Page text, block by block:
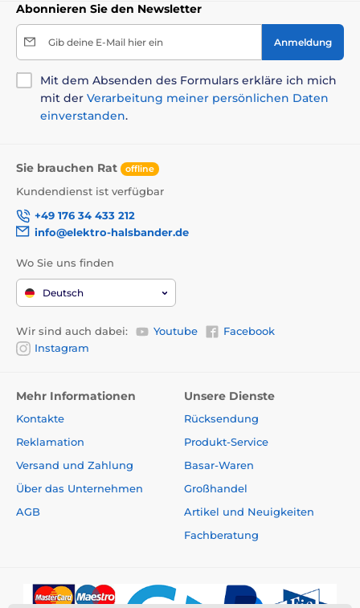
Abonnieren Sie den Newsletter
Gib deine E-Mail hier ein Anmeldung
Mit dem Absenden des Formulars erkläre ich mich
mit der Verarbeitung meiner persönlichen Daten
einverstanden.
Sie brauchen Rat offline
Kundendienst ist verfügbar
+49 176 34 433 212
info@elektro-halsbander.de
Wo Sie uns finden
Deutsch
Wir sind auch dabei: Youtube
Facebook
Instagram
Mehr Informationen
Kontakte
Reklamation
Versand und Zahlung
Über das Unternehmen
AGB
Unsere Dienste
Rücksendung
Produkt-Service
Basar-Waren
Großhandel
Artikel und Neuigkeiten
Fachberatung